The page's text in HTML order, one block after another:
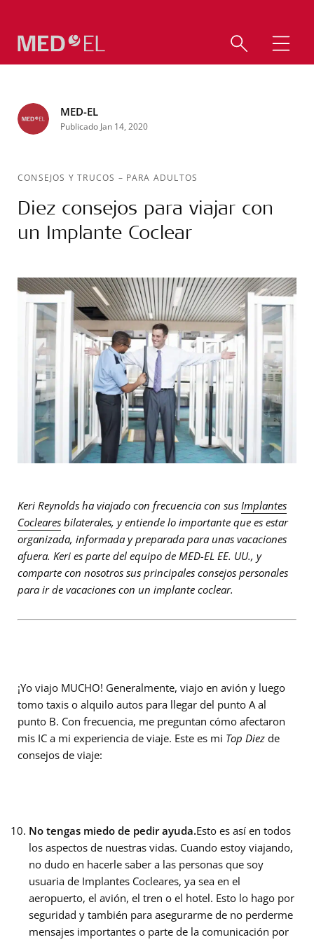
MED-EL
Publicado Jan 14, 2020
CONSEJOS Y TRUCOS – PARA ADULTOS
Diez consejos para viajar con
un Implante Coclear
Keri Reynolds ha viajado con frecuencia con sus Implantes
Cocleares bilaterales, y entiende lo importante que es estar
organizada, informada y preparada para unas vacaciones
afuera. Keri es parte del equipo de MED-EL EE. UU., y
comparte con nosotros sus principales consejos personales
para ir de vacaciones con un implante coclear.
¡Yo viajo MUCHO! Generalmente, viajo en avión y luego
tomo taxis o alquilo autos para llegar del punto A al
punto B. Con frecuencia, me preguntan cómo afectaron
mis IC a mi experiencia de viaje. Este es mi Top Diez de
consejos de viaje:
No tengas miedo de pedir ayuda.Esto es así en todos
los aspectos de nuestras vidas. Cuando estoy viajando,
no dudo en hacerle saber a las personas que soy
usuaria de Implantes Cocleares, ya sea en el
aeropuerto, el avión, el tren o el hotel. Esto lo hago por
seguridad y también para asegurarme de no perderme
mensajes importantes o parte de la comunicación por